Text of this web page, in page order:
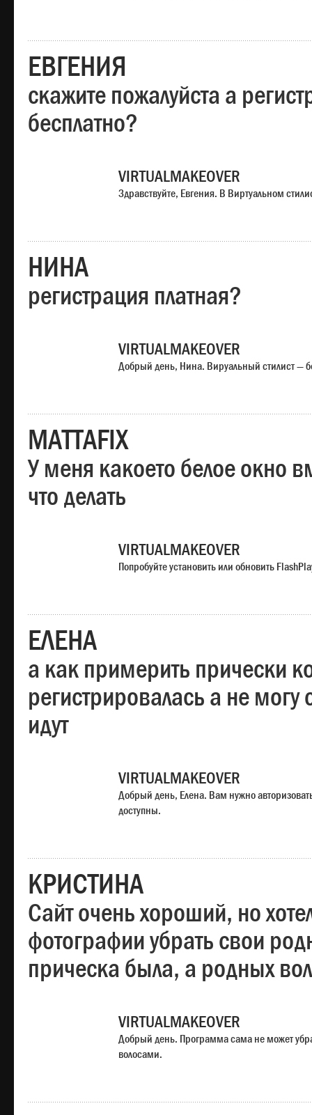
ЕВГЕНИЯ
скажите пожалуйста а
бесплатно?
VIRTUALMAKEOVER
Здравствуйте, Евгения. В Виртуальном
НИНА
регистрация платная?
VIRTUALMAKEOVER
Добрый день, Нина. Вируальный стилист —
MATTAFIX
У меня какоето белое окно
что делать
VIRTUALMAKEOVER
Попробуйте установить или обновить
ЕЛЕНА
а как примерить прически
регистрировалась а не
идут
VIRTUALMAKEOVER
Добрый день, Елена. Вам нужно
доступны.
КРИСТИНА
Сайт очень хороший, но
фотографии убрать свои
прическа была, а родных
VIRTUALMAKEOVER
Добрый день. Программа сама не может
волосами.